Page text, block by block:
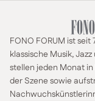
FONO FORUM ist
klassische Musik,
stellen jeden Monat
der Szene sowie